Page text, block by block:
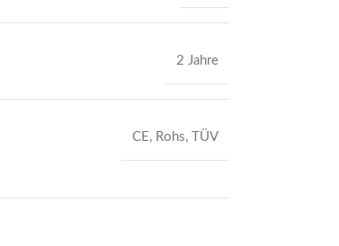
2 Jahre
CE, Rohs, TÜV